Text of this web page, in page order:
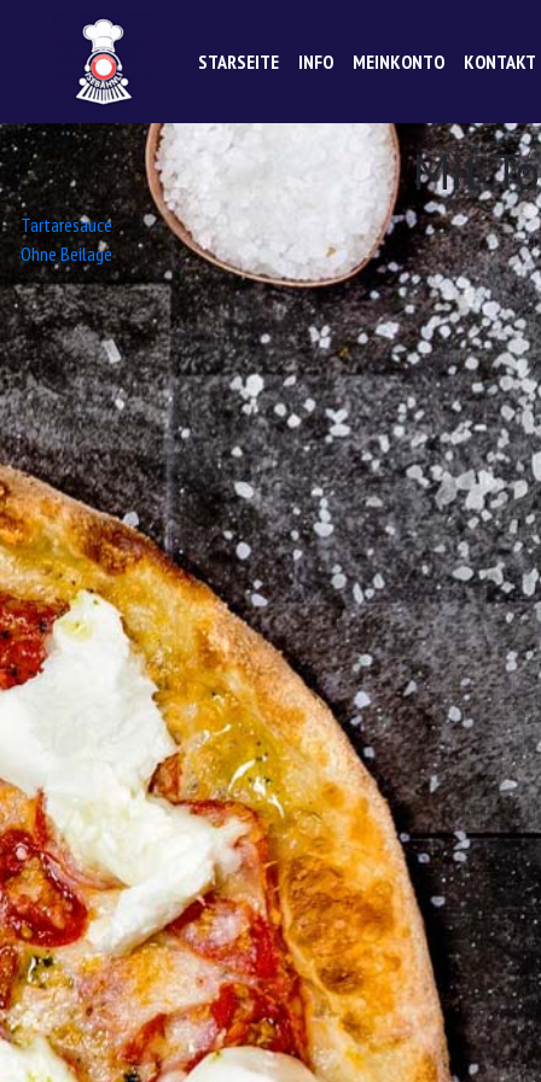
STARSEITE INFO MEINKONTO KONTAKT
Mit
Beitrags-
Navigation
Tartaresauce
Ohne Beilage